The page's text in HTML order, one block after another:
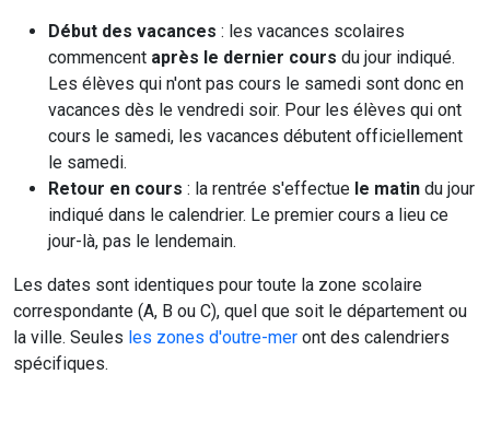
Début des vacances : les vacances scolaires
commencent après le dernier cours du jour indiqué.
Les élèves qui n'ont pas cours le samedi sont donc en
vacances dès le vendredi soir. Pour les élèves qui ont
cours le samedi, les vacances débutent officiellement
le samedi.
Retour en cours : la rentrée s'effectue le matin du jour
indiqué dans le calendrier. Le premier cours a lieu ce
jour-là, pas le lendemain.
Les dates sont identiques pour toute la zone scolaire
correspondante (A, B ou C), quel que soit le département ou
la ville. Seules les zones d'outre-mer ont des calendriers
spécifiques.